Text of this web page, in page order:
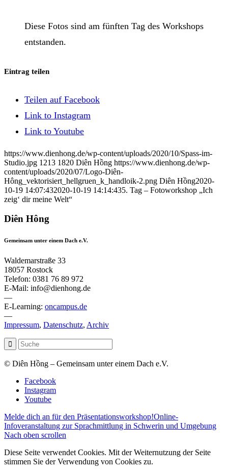
Diese Fotos sind am fünften Tag des Workshops
entstanden.
Eintrag teilen
Teilen auf Facebook
Link to Instagram
Link to Youtube
https://www.dienhong.de/wp-content/uploads/2020/10/Spass-im-
Studio.jpg 1213 1820 Diên Hồng https://www.dienhong.de/wp-
content/uploads/2020/07/Logo-Diên-
Hông_vektorisiert_hellgruen_k_handloik-2.png Diên Hồng2020-
10-19 14:07:432020-10-19 14:14:435. Tag – Fotoworkshop „Ich
zeig‘ dir meine Welt“
Diên Hông
Gemeinsam unter einem Dach e.V.
Waldemarstraße 33
18057 Rostock
Telefon: 0381 76 89 972
E-Mail: info@dienhong.de
—
E-Learning: oncampus.de
—
Impressum, Datenschutz, Archiv
© Diên Hồng – Gemeinsam unter einem Dach e.V.
Facebook
Instagram
Youtube
Melde dich an für den Präsentationsworkshop!Online-
Infoveranstaltung zur Sprachmittlung in Schwerin und Umgebung
Nach oben scrollen
Diese Seite verwendet Cookies. Mit der Weiternutzung der Seite
stimmen Sie der Verwendung von Cookies zu.